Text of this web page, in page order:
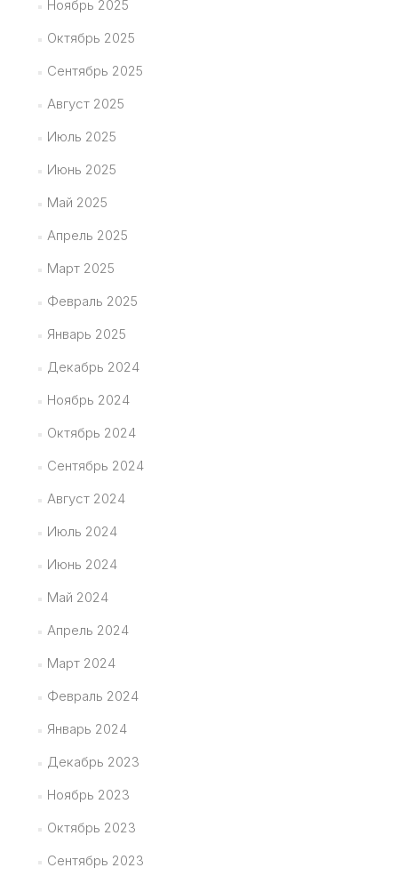
Ноябрь 2025
Октябрь 2025
Сентябрь 2025
Август 2025
Июль 2025
Июнь 2025
Май 2025
Апрель 2025
Март 2025
Февраль 2025
Январь 2025
Декабрь 2024
Ноябрь 2024
Октябрь 2024
Сентябрь 2024
Август 2024
Июль 2024
Июнь 2024
Май 2024
Апрель 2024
Март 2024
Февраль 2024
Январь 2024
Декабрь 2023
Ноябрь 2023
Октябрь 2023
Сентябрь 2023